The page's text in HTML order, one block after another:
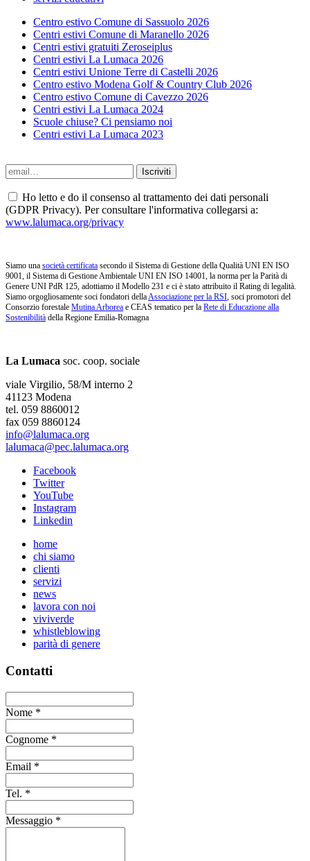
Centro estivo Comune di Sassuolo 2026
Centri estivi Comune di Maranello 2026
Centri estivi gratuiti Zeroseiplus
Centri estivi La Lumaca 2026
Centri estivi Unione Terre di Castelli 2026
Centro estivo Modena Golf & Country Club 2026
Centro estivo Comune di Cavezzo 2026
Centri estivi La Lumaca 2024
Scuole chiuse? Ci pensiamo noi
Centri estivi La Lumaca 2023
Ho letto e do il consenso al trattamento dei dati personali
(GDPR Privacy). Per consultare l'informativa collegarsi a:
www.lalumaca.org/privacy
Siamo una società certificata secondo il Sistema di Gestione della Qualità UNI EN ISO
9001, il Sistema di Gestione Ambientale UNI EN ISO 14001, la norma per la Parità di
Genere UNI PdR 125, adottiamo il Modello 231 e ci è stato attribuito il Rating di legalità.
Siamo orgogliosamente soci fondatori dellaAssociazione per la RSI, soci promotori del
Consorzio forestale Mutina Arborea e CEAS tematico per la Rete di Educazione alla
Sostenibilità della Regione Emilia-Romagna
La Lumaca soc. coop. sociale
viale Virgilio, 58/M interno 2
41123 Modena
tel. 059 8860012
fax 059 8860124
info@lalumaca.org
lalumaca@pec.lalumaca.org
Facebook
Twitter
YouTube
Instagram
Linkedin
home
chi siamo
clienti
servizi
news
lavora con noi
viviverde
whistleblowing
parità di genere
Contatti
Nome *
Cognome *
Email *
Tel. *
Messaggio *